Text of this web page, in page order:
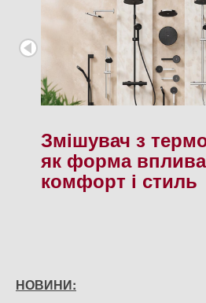
Змішувач з
як форма
комфорт і стиль
НОВИНИ: